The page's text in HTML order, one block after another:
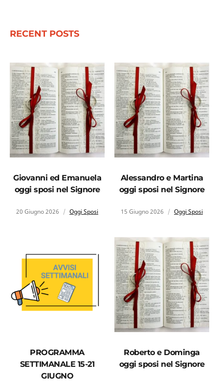
RECENT POSTS
Giovanni ed Emanuela
oggi sposi nel Signore
20 Giugno 2026 Oggi Sposi
Alessandro e Martina
oggi sposi nel Signore
15 Giugno 2026 Oggi Sposi
PROGRAMMA
SETTIMANALE 15-21
GIUGNO
Roberto e Dominga
oggi sposi nel Signore